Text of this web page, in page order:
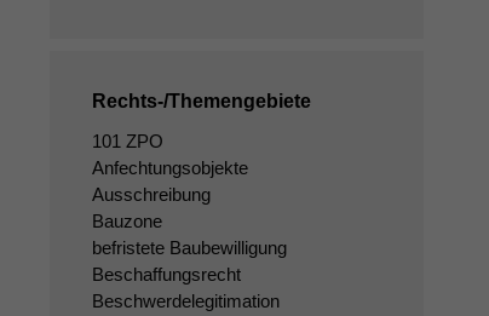
Rechts-/Themengebiete
101 ZPO
Anfechtungsobjekte
Ausschreibung
Bauzone
befristete Baubewilligung
Beschaffungsrecht
Beschwerdelegitimation